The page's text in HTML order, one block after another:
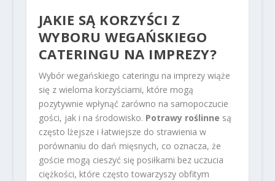
JAKIE SĄ KORZYŚCI Z
WYBORU WEGAŃSKIEGO
CATERINGU NA IMPREZY?
Wybór wegańskiego cateringu na imprezy wiąże
się z wieloma korzyściami, które mogą
pozytywnie wpłynąć zarówno na samopoczucie
gości, jak i na środowisko. Potrawy roślinne są
często lżejsze i łatwiejsze do strawienia w
porównaniu do dań mięsnych, co oznacza, że
goście mogą cieszyć się posiłkami bez uczucia
ciężkości, które często towarzyszy obfitym